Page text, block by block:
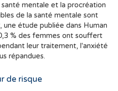
mentale et la procréation
une étude publiée dans Human
% des femmes ont souffert
leur traitement, l'anxiété
répandues.
de risque